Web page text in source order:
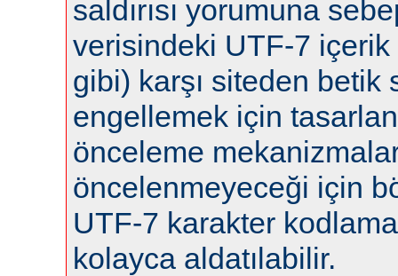
saldırısı yorumuna
verisindeki UTF-7
gibi) karşı siteden betik
engellemek için
önceleme
öncelenmeyeceği için
UTF-7 karakter
kolayca aldatılabilir.